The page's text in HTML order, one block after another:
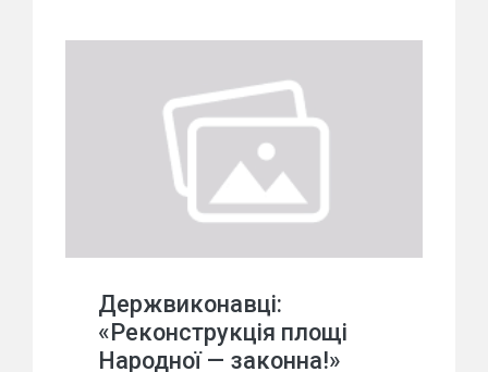
Держвиконавці:
«Реконструкція площі
Народної — законна!»